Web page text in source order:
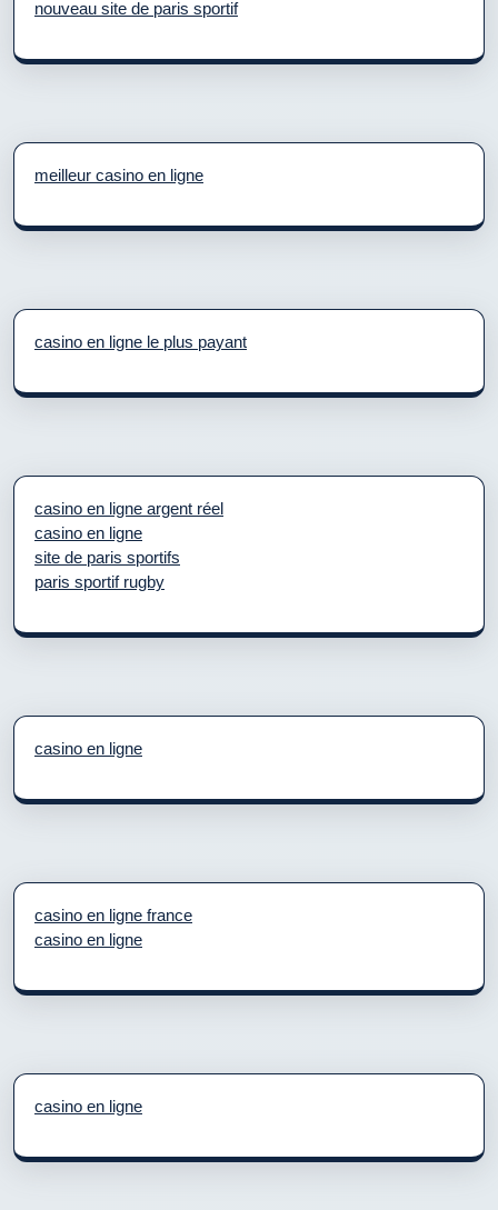
nouveau site de paris sportif
meilleur casino en ligne
casino en ligne le plus payant
casino en ligne argent réel
casino en ligne
site de paris sportifs
paris sportif rugby
casino en ligne
casino en ligne france
casino en ligne
casino en ligne